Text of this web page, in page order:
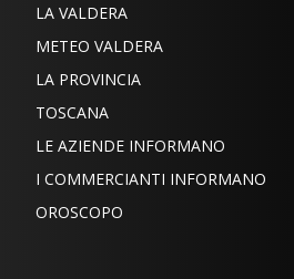
LA VALDERA
METEO VALDERA
LA PROVINCIA
TOSCANA
LE AZIENDE INFORMANO
I COMMERCIANTI INFORMANO
OROSCOPO